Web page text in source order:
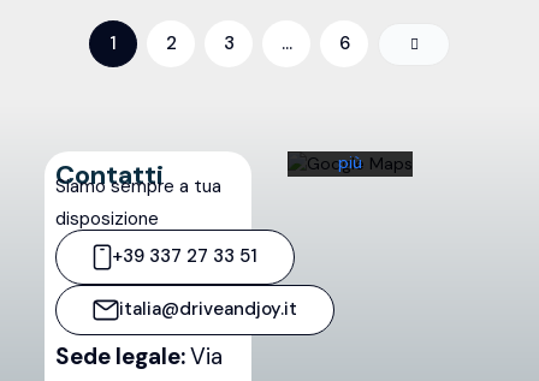
1 2 3 … 6
Contatti
Siamo sempre a tua
disposizione
+39 337 27 33 51
italia@driveandjoy.it
Sede legale:Via
l'informativa
più
Sblocca